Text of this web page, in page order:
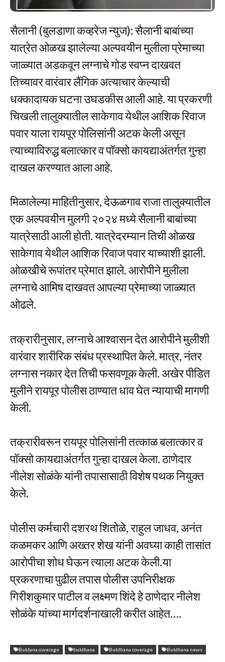
सैलानी (बुलडाणा कव्हरेज न्युज): सैलानी बाबांच्या
यात्रेत ओळख झालेल्या अल्पवयीन मुलीला प्रेमाच्या
जाळ्यात अडकवून लग्नाचे गोड स्वप्न दाखवत
तिच्यावर वारंवार लैंगिक अत्याचार केल्याची
धक्कादायक घटना उघडकीस आली आहे. या प्रकरणी
चिखली तालुक्यातील साकेगाव येथील आशिक रिवाज
पवार याला रायपूर पोलिसांनी अटक केली असून
त्याच्याविरुद्ध बलात्कार व पॉक्सो कायद्याअंतर्गत गुन्हा
दाखल करण्यात आला आहे.
मिळालेल्या माहितीनुसार, देऊळगाव राजा तालुक्यातील
एक अल्पवयीन मुलगी २०२४ मध्ये सैलानी बाबांच्या
यात्रेसाठी आली होती. यात्रेदरम्यान तिची ओळख
साकेगाव येथील आशिक रिवाज पवार याच्याशी झाली.
ओळखीचे रूपांतर प्रेमात झाले. आरोपीने मुलीला
लग्नाचे आमिष दाखवत आपल्या प्रेमाच्या जाळ्यात
ओढले.
तक्रारीनुसार, लग्नाचे आश्वासन देत आरोपीने मुलीशी
वारंवार शारीरिक संबंध प्रस्थापित केले. मात्र, नंतर
लग्नास नकार देत तिची फसवणूक केली. अखेर पीडित
मुलीने रायपूर पोलीस ठाण्यात धाव घेत न्यायाची मागणी
केली.
तक्रारीवरून रायपूर पोलिसांनी तत्काळ बलात्कार व
पॉक्सो कायद्याअंतर्गत गुन्हा दाखल केला. ठाणेदार
नीलेश सोळंके यांनी तपासासाठी विशेष पथक नियुक्त
केले.
पोलीस कर्मचारी दशरथ शितोळे, राहुल जाधव, अनंत
कळमकर आणि अख्तर शेख यांनी अवघ्या काही तासांत
आरोपीचा शोध घेऊन त्याला अटक केली.या
प्रकरणाचा पुढील तपास पोलीस उपनिरीक्षक
गिरीशकुमार पाटील व लक्ष्मण शिंदे हे ठाणेदार नीलेश
सोळंके यांच्या मार्गदर्शनाखाली करीत आहेत….
Buldana coverage buldhana Buldhana coverage Buldhana news